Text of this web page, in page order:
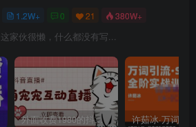
1.2W+ 0 21 380W+
这家伙很懒，什么都没有写...
外面收费1980的抖音萌宠宠直播项目，可虚拟人直播，抖音报白，实时互动直播【软件+详细教程】